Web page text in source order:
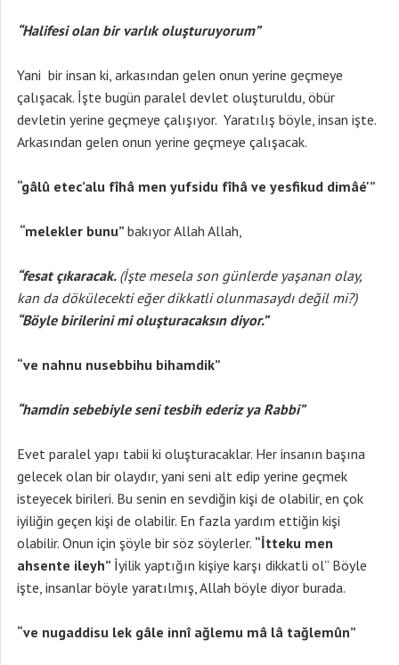
“Halifesi olan bir varlık oluşturuyorum”
Yani bir insan ki, arkasından gelen onun yerine geçmeye
çalışacak. İşte bugün paralel devlet oluşturuldu, öbür
devletin yerine geçmeye çalışıyor. Yaratılış böyle, insan işte.
Arkasından gelen onun yerine geçmeye çalışacak.
“gâlû etec’alu fîhâ men yufsidu fîhâ ve yesfikud dimâé'”
“melekler bunu” bakıyor Allah Allah,
“fesat çıkaracak. (İşte mesela son günlerde yaşanan olay,
kan da dökülecekti eğer dikkatli olunmasaydı değil mi?)
“Böyle birilerini mi oluşturacaksın diyor.”
“ve nahnu nusebbihu bihamdik”
“hamdin sebebiyle seni tesbih ederiz ya Rabbi”
Evet paralel yapı tabii ki oluşturacaklar. Her insanın başına
gelecek olan bir olaydır, yani seni alt edip yerine geçmek
isteyecek birileri. Bu senin en sevdiğin kişi de olabilir, en çok
iyiliğin geçen kişi de olabilir. En fazla yardım ettiğin kişi
olabilir. Onun için şöyle bir söz söylerler. “İtteku men
ahsente ileyh” İyilik yaptığın kişiye karşı dikkatli ol” Böyle
işte, insanlar böyle yaratılmış, Allah böyle diyor burada.
“ve nugaddisu lek gâle innî ağlemu mâ lâ tağlemûn”